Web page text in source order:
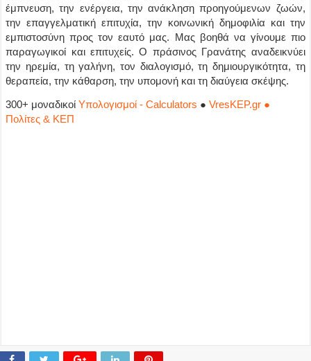
έμπνευση, την ενέργεια, την ανάκληση προηγούμενων ζωών,
την επαγγελματική επιτυχία, την κοινωνική δημοφιλία και την
εμπιστοσύνη προς τον εαυτό μας. Μας βοηθά να γίνουμε πιο
παραγωγικοί και επιτυχείς. Ο πράσινος Γρανάτης αναδεικνύει
την ηρεμία, τη γαλήνη, τον διαλογισμό, τη δημιουργικότητα, τη
θεραπεία, την κάθαρση, την υπομονή και τη διαύγεια σκέψης.
300+ μοναδικοίΥπολογισμοί - Calculators ●VresKEP.gr ●
Πολίτες & ΚΕΠ